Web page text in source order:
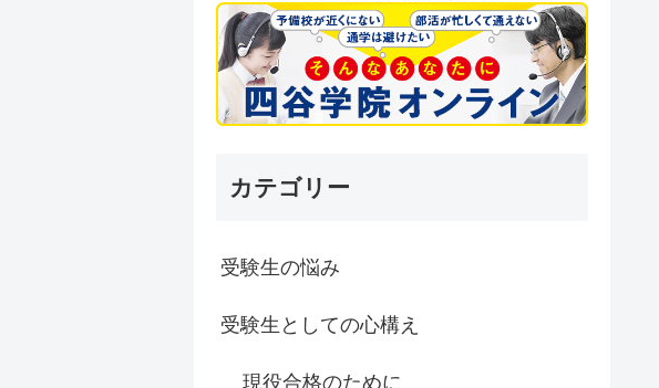
カテゴリー
受験生の悩み
受験生としての心構え
現役合格のために